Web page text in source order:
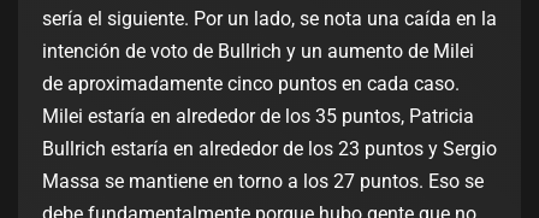
sería el siguiente. Por un lado, se nota una caída en la
intención de voto de Bullrich y un aumento de Milei
de aproximadamente cinco puntos en cada caso.
Milei estaría en alrededor de los 35 puntos, Patricia
Bullrich estaría en alrededor de los 23 puntos y Sergio
Massa se mantiene en torno a los 27 puntos. Eso se